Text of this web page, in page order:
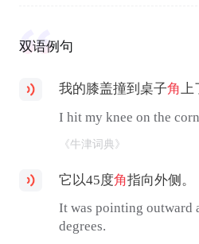
双语例句
我的膝盖撞到桌子角上
I hit my knee on the
《牛津词典》
它以45度角指向外侧。
It was pointing outward
degrees.